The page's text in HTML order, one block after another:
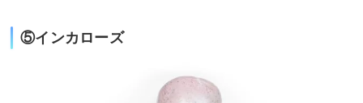
⑤インカローズ